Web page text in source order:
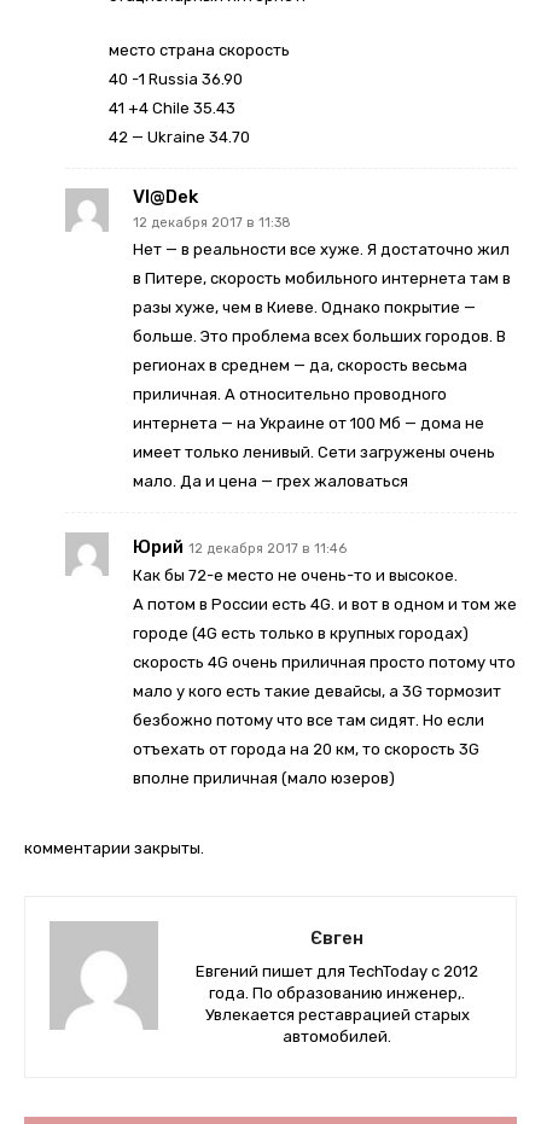
место страна скорость
40 -1 Russia 36.90
41 +4 Chile 35.43
42 — Ukraine 34.70
Vl@dek
12 декабря 2017 в 11:38
Нет — в реальности все хуже. Я достаточно жил
в Питере, скорость мобильного интернета там в
разы хуже, чем в Киеве. Однако покрытие —
больше. Это проблема всех больших городов. В
регионах в среднем — да, скорость весьма
приличная. А относительно проводного
интернета — на Украине от 100 Мб — дома не
имеет только ленивый. Сети загружены очень
мало. Да и цена — грех жаловаться
Юрий 12 декабря 2017 в 11:46
Как бы 72-е место не очень-то и высокое.
А потом в России есть 4G. и вот в одном и том же
городе (4G есть только в крупных городах)
скорость 4G очень приличная просто потому что
мало у кого есть такие девайсы, а 3G тормозит
безбожно потому что все там сидят. Но если
отъехать от города на 20 км, то скорость 3G
вполне приличная (мало юзеров)
комментарии закрыты.
Євген
Евгений пишет для TechToday с 2012
года. По образованию инженер,.
Увлекается реставрацией старых
автомобилей.